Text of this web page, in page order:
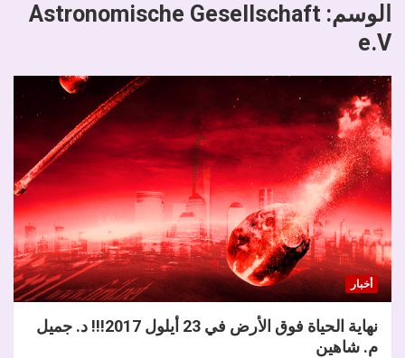
الوسم: Astronomische Gesellschaft
e.V
أخبار
نهاية الحياة فوق الأرض في 23 أيلول 2017!!! د. جميل
م. شاهين